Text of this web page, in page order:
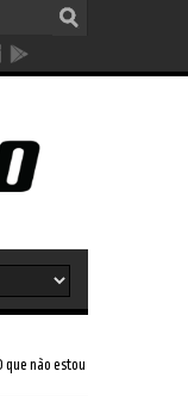
que não estou